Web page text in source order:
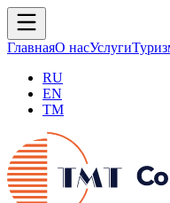
ГлавнаяО насУслуги
RU
EN
TM